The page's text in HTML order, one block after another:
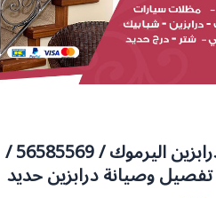
رقم حداد درابزين اليرموك / 56585569 /
وصيانة درابزين حديد